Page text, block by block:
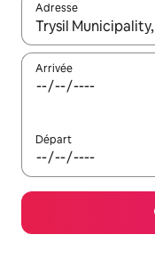
Adresse
Lorsque les
Arrivée
Départ